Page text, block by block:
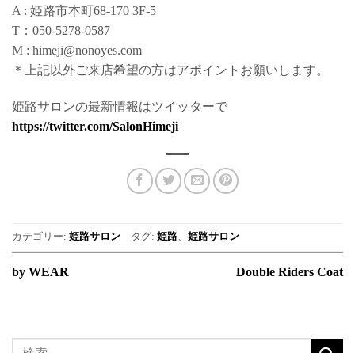
A : 姫路市本町68-170 3F-5
T：050-5278-0587
M : himeji@nonoyes.com
＊上記以外ご来店希望の方はアポイントお願いします。
姫路サロンの最新情報はツイッターで
https://twitter.com/SalonHimeji
カテゴリー: 姫路サロン タグ: 姫路、 姫路サロン
by WEAR Double Riders Coat